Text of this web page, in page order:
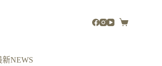
新NEWS